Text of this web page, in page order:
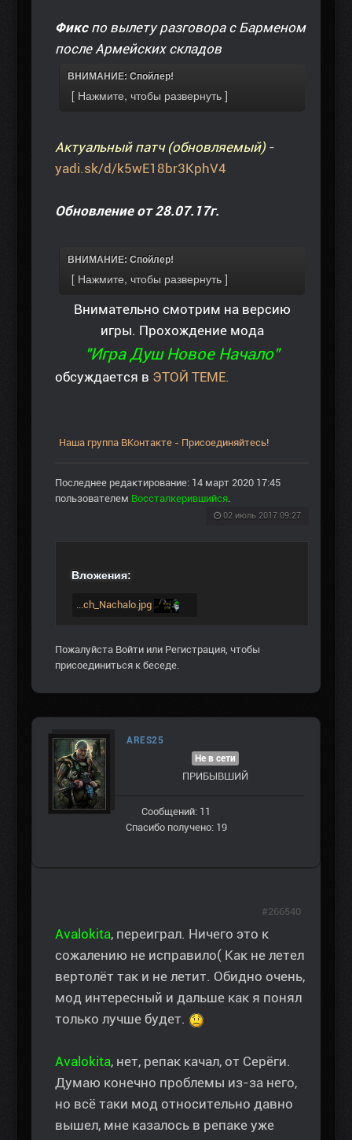
Фикспо вылету разговора с Барменом
после Армейских складов
ВНИМАНИЕ: Спойлер!
Актуальный патч (обновляемый) -
yadi.sk/d/k5wE18br3KphV4
Обновление от 28.07.17г.
ВНИМАНИЕ: Спойлер!
Внимательно смотрим на версию
игры. Прохождение мода
"Игра Душ Новое Начало"
обсуждается в ЭТОЙ ТЕМЕ.
Наша группа ВКонтакте - Присоединяйтесь!
Последнее редактирование: 14 март 2020 17:45
пользователем Воссталкерившийся.
02 июль 2017 09:27
Вложения:
...ch_Nachalo.jpg
Пожалуйста Войти или Регистрация, чтобы
присоединиться к беседе.
ARES25
Не в сети
ПРИБЫВШИЙ
Сообщений: 11
Спасибо получено: 19
Avalokita, переиграл. Ничего это к
сожалению не исправило( Как не летел
вертолёт так и не летит. Обидно очень,
мод интересный и дальше как я понял
только лучше будет.
Avalokita, нет, репак качал, от Серёги.
Думаю конечно проблемы из-за него,
но всё таки мод относительно давно
вышел, мне казалось в репаке уже
#266540